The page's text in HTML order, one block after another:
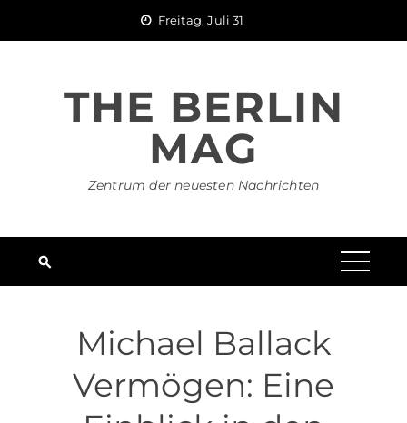
Freitag, Juli 31
THE BERLIN
MAG
Zentrum der neuesten Nachrichten
Michael Ballack
Vermögen: Eine